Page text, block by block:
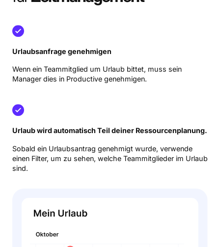
Urlaubsanfrage genehmigen
Wenn ein Teammitglied um Urlaub bittet, muss sein
Manager dies in Productive genehmigen.
Urlaub wird automatisch Teil deiner Ressourcenplanung.
Sobald ein Urlaubsantrag genehmigt wurde, verwende
einen Filter, um zu sehen, welche Teammitglieder im Urlaub
sind.